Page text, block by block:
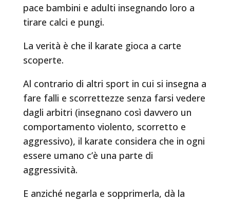
pace bambini e adulti insegnando loro a
tirare calci e pungi.
La verità è che il karate gioca a carte
scoperte.
Al contrario di altri sport in cui si insegna a
fare falli e scorrettezze senza farsi vedere
dagli arbitri (insegnano così davvero un
comportamento violento, scorretto e
aggressivo), il karate considera che in ogni
essere umano c’è una parte di
aggressività.
E anziché negarla e sopprimerla, dà la